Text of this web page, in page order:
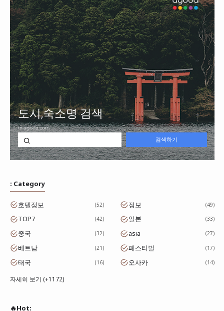
: Category
호텔정보 52 정보 49
TOP7 42 일본 33
중국 32 asia 27
베트남 21 페스티벌 17
태국 16 오사카 14
자세히 보기 (+1172)
🔥Hot: